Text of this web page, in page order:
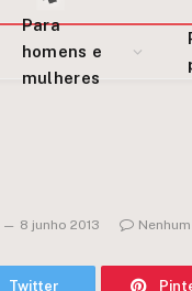
Para
homens e
mulheres
8 junho 2013
Twitter